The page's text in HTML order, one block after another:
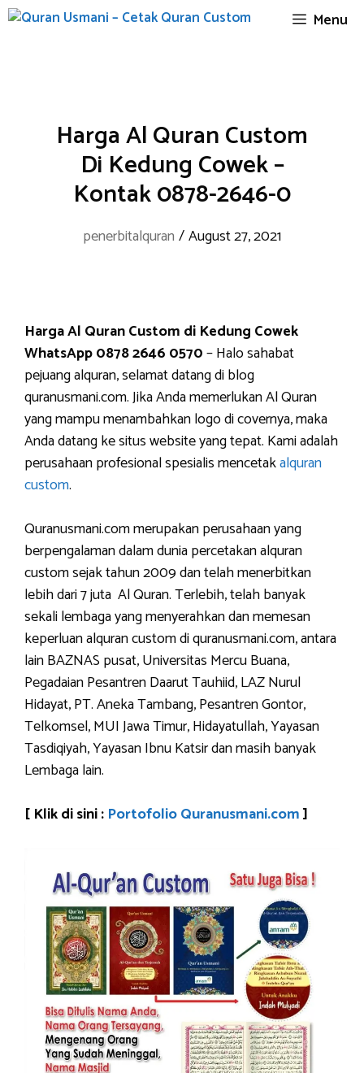
Skip
Menu
Harga Al Quran Custom
Di Kedung Cowek –
Kontak 0878-2646-0
penerbitalquran /August 27, 2021
Harga Al Quran Custom di Kedung Cowek
WhatsApp 0878 2646 0570– Halo sahabat
pejuang alquran, selamat datang di blog
quranusmani.com. Jika Anda memerlukan Al Quran
yang mampu menambahkan logo di covernya, maka
Anda datang ke situs website yang tepat. Kami adalah
perusahaan profesional spesialis mencetakalquran
custom.
Quranusmani.com merupakan perusahaan yang
berpengalaman dalam dunia percetakan alquran
custom sejak tahun 2009 dan telah menerbitkan
lebih dari 7 juta Al Quran. Terlebih, telah banyak
sekali lembaga yang menyerahkan dan memesan
keperluan alquran custom di quranusmani.com, antara
lain BAZNAS pusat, Universitas Mercu Buana,
Pegadaian Pesantren Daarut Tauhiid, LAZ Nurul
Hidayat, PT. Aneka Tambang, Pesantren Gontor,
Telkomsel, MUI Jawa Timur, Hidayatullah, Yayasan
Tasdiqiyah, Yayasan Ibnu Katsir dan masih banyak
Lembaga lain.
[ Klik di sini : Portofolio Quranusmani.com]